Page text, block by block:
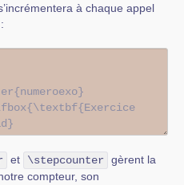
à chaque appel
et \stepcounter
gèrent la
compteur, son